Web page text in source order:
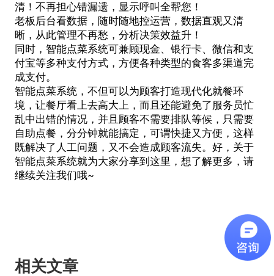
清！不再担心错漏遗，显示呼叫全帮您！
老板后台看数据，随时随地控运营，数据直观又清
晰，从此管理不再愁，分析决策效益升！
同时， 智能点菜系统可兼顾现金、银行卡、微信和支
付宝等多种支付方式，方便各种类型的食客多渠道完
成支付。
智能点菜系统，不但可以为顾客打造现代化就餐环
境，让餐厅看上去高大上，而且还能避免了服务员忙
乱中出错的情况，并且顾客不需要排队等候，只需要
自助点餐，分分钟就能搞定，可谓快捷又方便，这样
既解决了人工问题，又不会造成顾客流失。好，关于
智能点菜系统就为大家分享到这里，想了解更多，请
继续关注我们哦~
相关文章